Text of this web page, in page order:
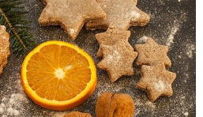
チ
ギ
フ
ト
#
沖
縄